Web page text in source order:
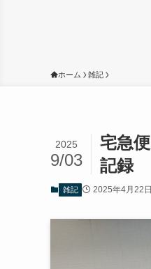
ホーム 雑記
宅急
記録
2025
9/03
雑記 2025年4月22日